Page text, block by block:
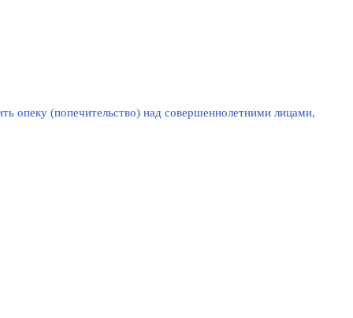
опеку (попечительство) над совершеннолетними лицами,